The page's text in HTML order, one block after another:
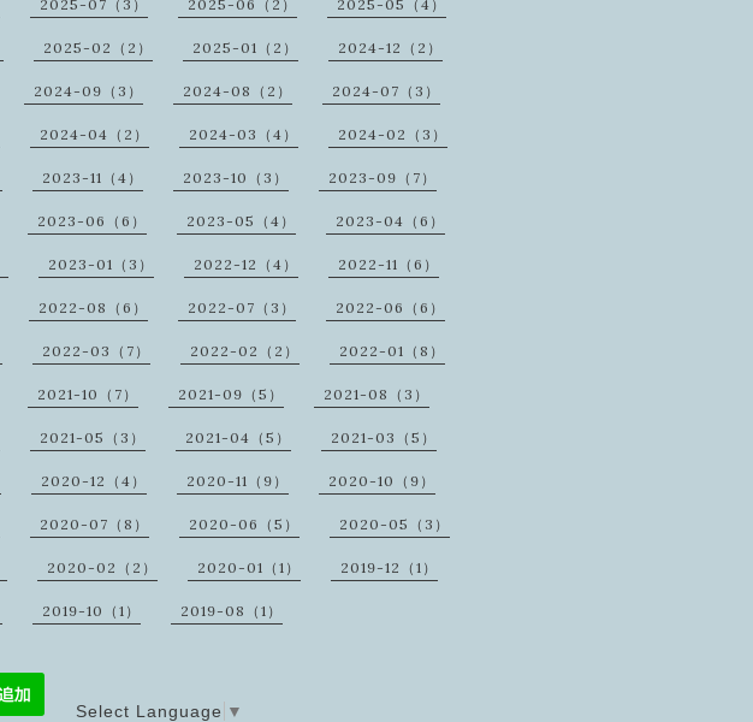
2025-07（3） 2025-06（2） 2025-05（4）
2025-02（2） 2025-01（2） 2024-12（2）
2024-09（3） 2024-08（2） 2024-07（3）
2024-04（2） 2024-03（4） 2024-02（3）
2023-11（4） 2023-10（3） 2023-09（7）
2023-06（6） 2023-05（4） 2023-04（6）
2023-01（3） 2022-12（4） 2022-11（6）
2022-08（6） 2022-07（3） 2022-06（6）
2022-03（7） 2022-02（2） 2022-01（8）
2021-10（7） 2021-09（5） 2021-08（3）
2021-05（3） 2021-04（5） 2021-03（5）
2020-12（4） 2020-11（9） 2020-10（9）
2020-07（8） 2020-06（5） 2020-05（3）
2020-02（2） 2020-01（1） 2019-12（1）
2019-10（1） 2019-08（1）
Select Language ▼